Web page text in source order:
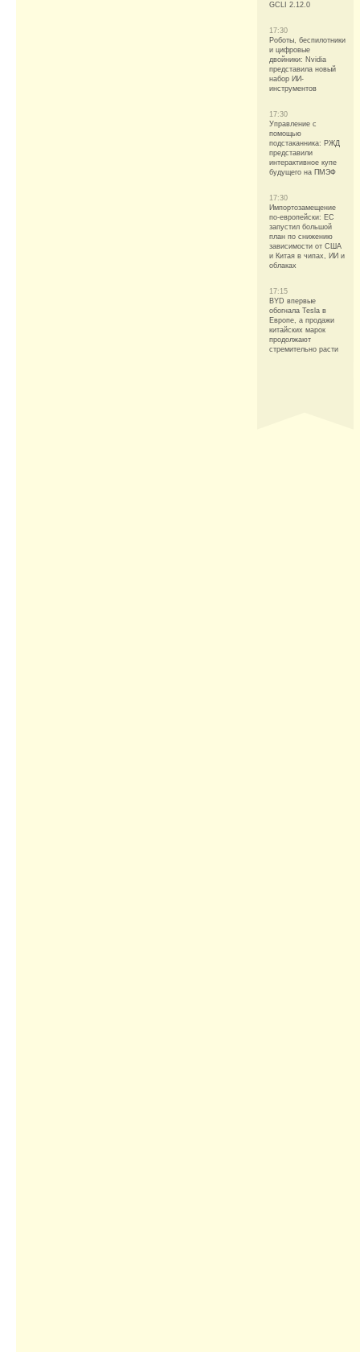
GCLI 2.12.0
17:30
Роботы, беспилотники
и цифровые
двойники: Nvidia
представила новый
набор ИИ-
инструментов
17:30
Управление с
помощью
подстаканника: РЖД
представили
интерактивное купе
будущего на ПМЭФ
17:30
Импортозамещение
по-европейски: ЕС
запустил большой
план по снижению
зависимости от США
и Китая в чипах, ИИ и
облаках
17:15
BYD впервые
обогнала Tesla в
Европе, а продажи
китайских марок
продолжают
стремительно расти